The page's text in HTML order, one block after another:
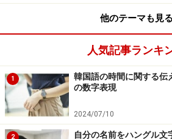
（チョヌン ハングンマルル コ
私は韓国語を勉強しています）
また、いつ来たか、いつ帰るかな
ともしばしば。
어제 서울에 왔어요.
（オジェ ソウレ ワッソヨ／昨日
他のテーマも見る
人気記事ランキ
1
韓国語の時間に関する伝
の数字表現
2024/07/10
2
自分の名前をハングル文